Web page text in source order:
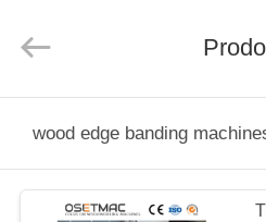
PRODOTTI
OSET
INTERNATIONAL
LTD..
Reserved.wood edge banding